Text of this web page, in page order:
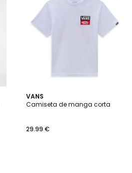
VANS
Camiseta de manga corta
29.99 €